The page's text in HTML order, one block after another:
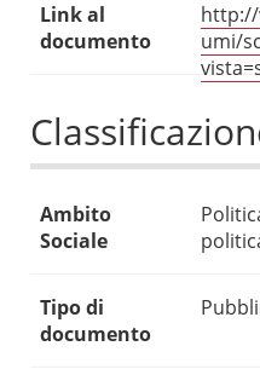
Link al
documento
umi/
Ambito
Sociale
Tipo di
documento